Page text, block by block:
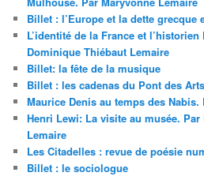
Billet : l’Europe et la dette grecque
L’identité de la France et
Dominique Thiébaut Lemaire
Billet: la fête de la musique
Billet : les cadenas du Pont des Arts
Maurice Denis au temps des
Henri Lewi: La visite au musée.
Lemaire
Les Citadelles : revue de poésie
Billet : le sociologue